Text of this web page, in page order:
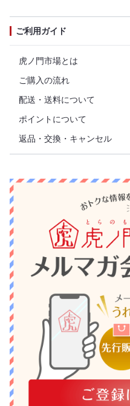
ご利用ガイド
虎ノ門市場とは
ご購入の流れ
配送・送料について
ポイントについて
返品・交換・キャンセル